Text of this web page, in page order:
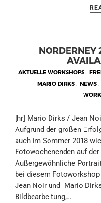
NORDERNEY
AKTUELLE WORKSHOPS ,
MARIO DIRKS , NEWS ,
[hr] Mario Dirks / Jean
Aufgrund der großen
auch im Sommer 2018
Fotowochenenden auf
Außergewöhnliche
bei diesem
Jean Noir und Mario
Bildbearbeitung,…